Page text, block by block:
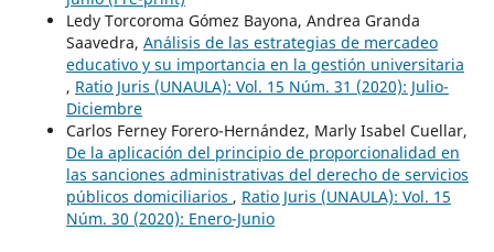
Ledy Torcoroma Gómez Bayona, Andrea Granda
Saavedra, Análisis de las estrategias de mercadeo
educativo y su importancia en la gestión universitaria
, Ratio Juris (UNAULA): Vol. 15 Núm. 31 (2020): Julio-
Diciembre
Carlos Ferney Forero-Hernández, Marly Isabel Cuellar,
De la aplicación del principio de proporcionalidad en
las sanciones administrativas del derecho de servicios
públicos domiciliarios , Ratio Juris (UNAULA): Vol. 15
Núm. 30 (2020): Enero-Junio